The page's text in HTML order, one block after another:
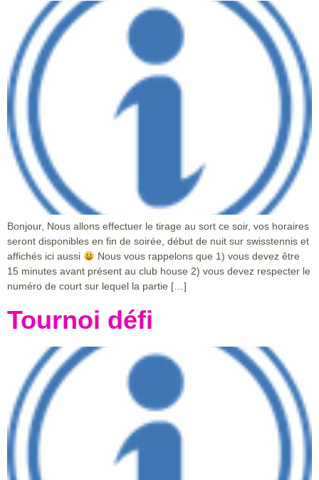
Bonjour, Nous allons effectuer le tirage au sort ce soir, vos horaires
seront disponibles en fin de soirée, début de nuit sur swisstennis et
affichés ici aussi
Nous vous rappelons que 1) vous devez être
15 minutes avant présent au club house 2) vous devez respecter le
numéro de court sur lequel la partie […]
Tournoi défi